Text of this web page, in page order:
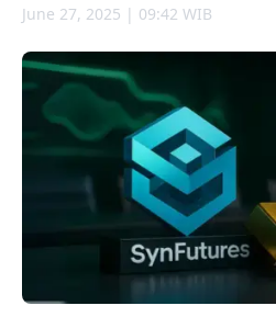
June 27, 2025 | 09:42 WIB